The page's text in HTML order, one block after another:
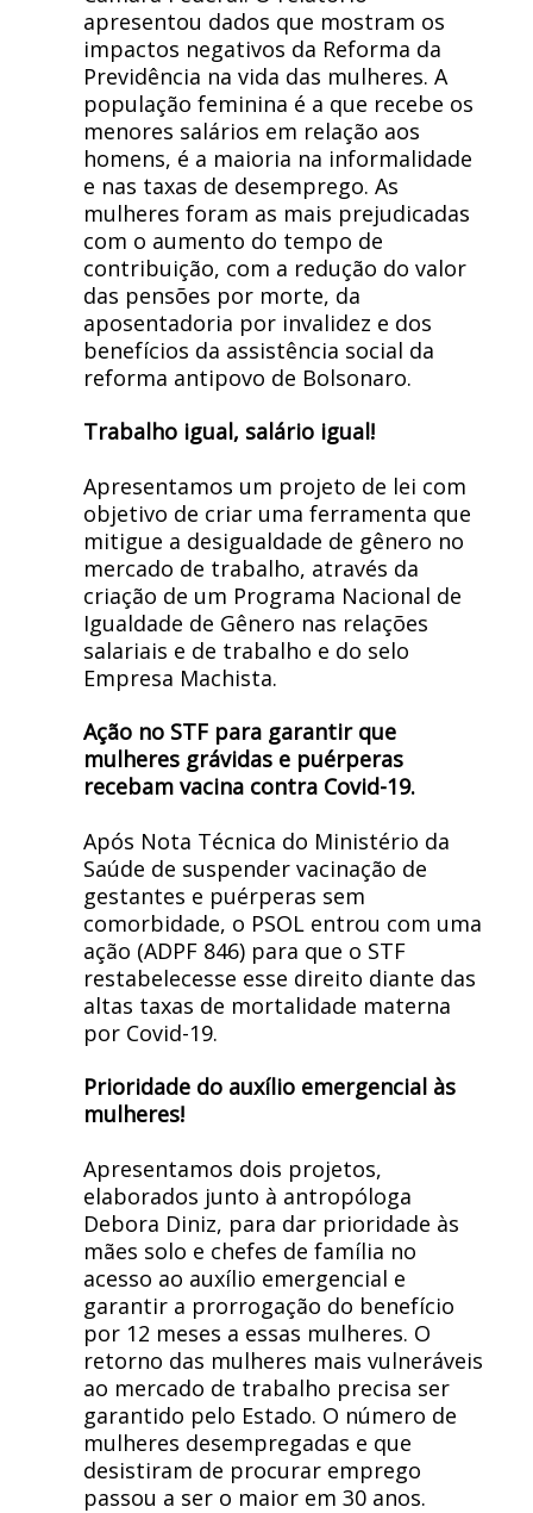
apresentou dados que mostram os
impactos negativos da Reforma da
Previdência na vida das mulheres. A
população feminina é a que recebe os
menores salários em relação aos
homens, é a maioria na informalidade
e nas taxas de desemprego. As
mulheres foram as mais prejudicadas
com o aumento do tempo de
contribuição, com a redução do valor
das pensões por morte, da
aposentadoria por invalidez e dos
benefícios da assistência social da
reforma antipovo de Bolsonaro.
Trabalho igual, salário igual!
Apresentamos um projeto de lei com
objetivo de criar uma ferramenta que
mitigue a desigualdade de gênero no
mercado de trabalho, através da
criação de um Programa Nacional de
Igualdade de Gênero nas relações
salariais e de trabalho e do selo
Empresa Machista.
Ação no STF para garantir que
mulheres grávidas e puérperas
recebam vacina contra Covid-19.
Após Nota Técnica do Ministério da
Saúde de suspender vacinação de
gestantes e puérperas sem
comorbidade, o PSOL entrou com uma
ação (ADPF 846) para que o STF
restabelecesse esse direito diante das
altas taxas de mortalidade materna
por Covid-19.
Prioridade do auxílio emergencial às
mulheres!
Apresentamos dois projetos,
elaborados junto à antropóloga
Debora Diniz, para dar prioridade às
mães solo e chefes de família no
acesso ao auxílio emergencial e
garantir a prorrogação do benefício
por 12 meses a essas mulheres. O
retorno das mulheres mais vulneráveis
ao mercado de trabalho precisa ser
garantido pelo Estado. O número de
mulheres desempregadas e que
desistiram de procurar emprego
passou a ser o maior em 30 anos.